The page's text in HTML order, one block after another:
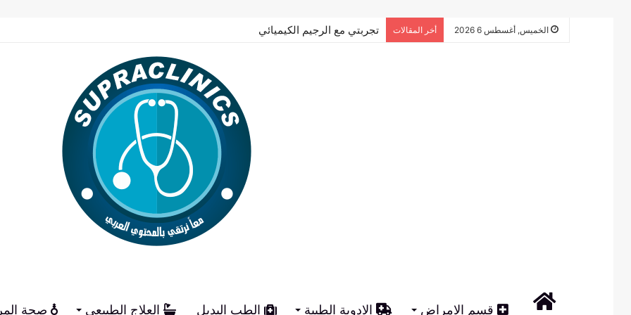
الخميس, أغسطس 6 2026 أخر المقالات تجربتي مع الرجيم الكيميائي
الرئيسيةقسم الامراض الادوية الطبية الطب البديل العلاج الطبيعي صحة